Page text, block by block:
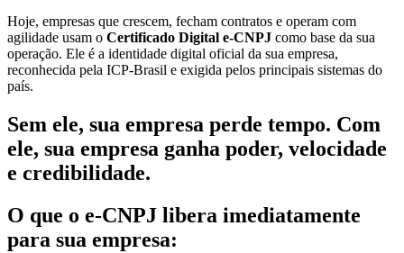
Hoje, empresas que crescem, fecham contratos e operam com
agilidade usam o Certificado Digital e-CNPJ como base da sua
operação. Ele é a identidade digital oficial da sua empresa,
reconhecida pela ICP-Brasil e exigida pelos principais sistemas do
país.
Sem ele, sua empresa perde tempo. Com
ele, sua empresa ganha poder, velocidade
e credibilidade.
O que o e-CNPJ libera imediatamente
para sua empresa: